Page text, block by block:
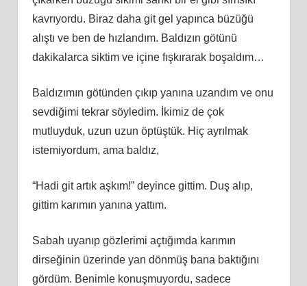
kavrıyordu. Biraz daha git gel yapınca büzüğü
alıştı ve ben de hızlandım. Baldızın götünü
dakikalarca siktim ve içine fışkırarak boşaldım…
Baldızımın götünden çıkıp yanına uzandım ve onu
sevdiğimi tekrar söyledim. İkimiz de çok
mutluyduk, uzun uzun öptüştük. Hiç ayrılmak
istemiyordum, ama baldız,
“Hadi git artık aşkım!” deyince gittim. Duş alıp,
gittim karımın yanına yattım.
Sabah uyanıp gözlerimi açtığımda karımın
dirseğinin üzerinde yan dönmüş bana baktığını
gördüm. Benimle konuşmuyordu, sadece